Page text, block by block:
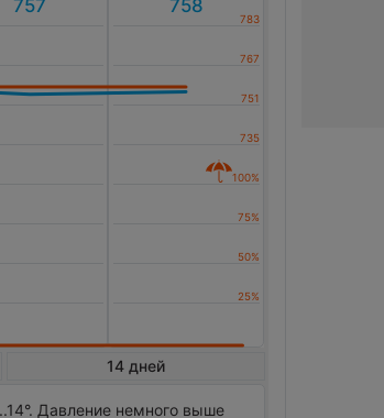
14 дней
Давление немного выше